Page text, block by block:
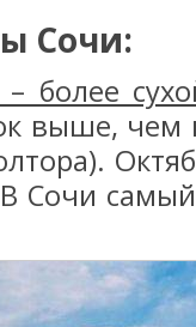
Сочи:
более
выше, чем
В Сочи